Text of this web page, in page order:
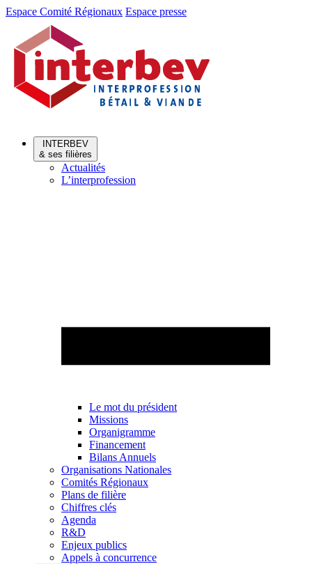
Aller
Aller
contenu
Espace Comité Régionaux Espace presse
INTERBEV
& ses filières
Actualités
L’interprofession
Le mot du président
Missions
Organigramme
Financement
Bilans Annuels
Organisations Nationales
Comités Régionaux
Plans de filière
Chiffres clés
Agenda
R&D
Enjeux publics
Appels à concurrence